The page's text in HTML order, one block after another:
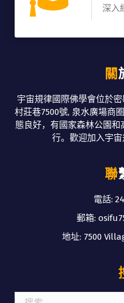
深入
宇宙規律國際佛學會位於
村莊巷7500號, 泉水廣場商
態良好，有國家森林公園
行。歡迎加入宇宙
電話:
郵箱:
地址: 7500